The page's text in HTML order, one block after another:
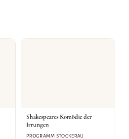
Shakespeares Komödie der
Irrungen
PROGRAMM STOCKERAU